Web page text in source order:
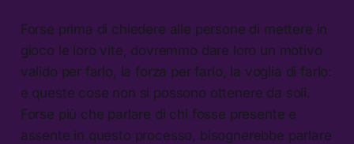
Forse prima di chiedere alle persone di mettere in
gioco le loro vite, dovremmo dare loro un motivo
valido per farlo, la forza per farlo, la voglia di farlo:
e queste cose non si possono ottenere da soli.
Forse più che parlare di chi fosse presente e
assente in questo processo, bisognerebbe parlare